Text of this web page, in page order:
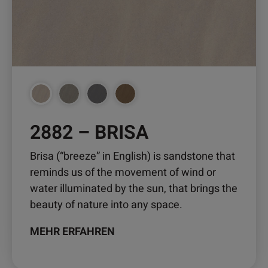
2882 – BRISA
Brisa (“breeze” in English) is sandstone that
reminds us of the movement of wind or
water illuminated by the sun, that brings the
beauty of nature into any space.
MEHR ERFAHREN